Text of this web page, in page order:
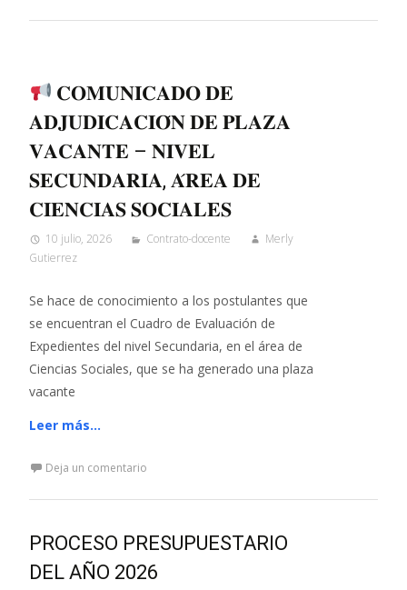
𝐂𝐎𝐌𝐔𝐍𝐈𝐂𝐀𝐃𝐎 𝐃𝐄
𝐀𝐃𝐉𝐔𝐃𝐈𝐂𝐀𝐂𝐈𝐎́𝐍 𝐃𝐄 𝐏𝐋𝐀𝐙𝐀
𝐕𝐀𝐂𝐀𝐍𝐓𝐄 – 𝐍𝐈𝐕𝐄𝐋
𝐒𝐄𝐂𝐔𝐍𝐃𝐀𝐑𝐈𝐀, 𝐀́𝐑𝐄𝐀 𝐃𝐄
𝐂𝐈𝐄𝐍𝐂𝐈𝐀𝐒 𝐒𝐎𝐂𝐈𝐀𝐋𝐄𝐒
10 julio, 2026 Contrato-docente
Merly
Gutierrez
Se hace de conocimiento a los postulantes que
se encuentran el Cuadro de Evaluación de
Expedientes del nivel Secundaria, en el área de
Ciencias Sociales, que se ha generado una plaza
vacante
Leer más…
Deja un comentario
PROCESO PRESUPUESTARIO
DEL AÑO 2026